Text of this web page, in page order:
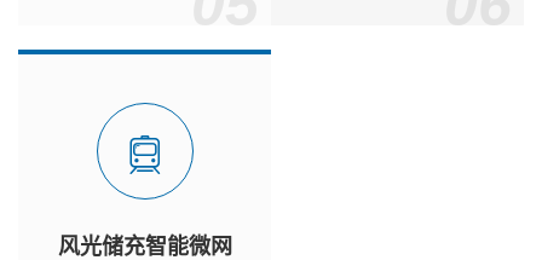
风光储充智能微网